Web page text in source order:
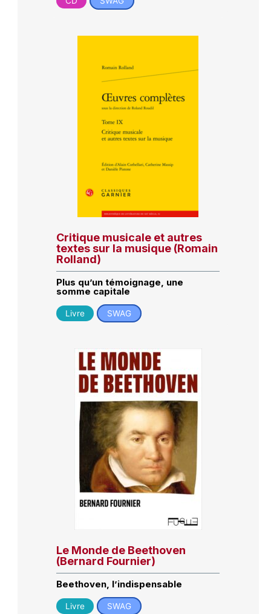
Critique musicale et autres
textes sur la musique (Romain
Rolland)
Plus qu’un témoignage, une
somme capitale
Livre SWAG
Le Monde de Beethoven
(Bernard Fournier)
Beethoven, l’indispensable
Livre SWAG